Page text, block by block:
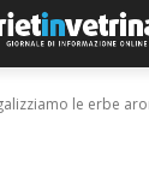
le erbe